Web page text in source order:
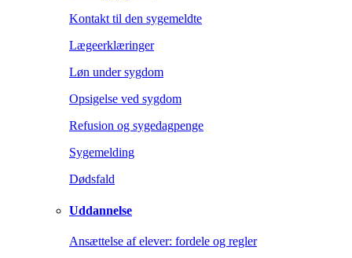
Kontakt til den sygemeldte
Lægeerklæringer
Løn under sygdom
Opsigelse ved sygdom
Refusion og sygedagpenge
Sygemelding
Dødsfald
Uddannelse
Ansættelse af elever: fordele og regler